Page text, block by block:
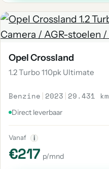
Opel Crossland
1.2 Turbo 110pk Ultimate
Benzine | 2023 | 29.431 km
Direct leverbaar
Vanaf i
€217 p/mnd